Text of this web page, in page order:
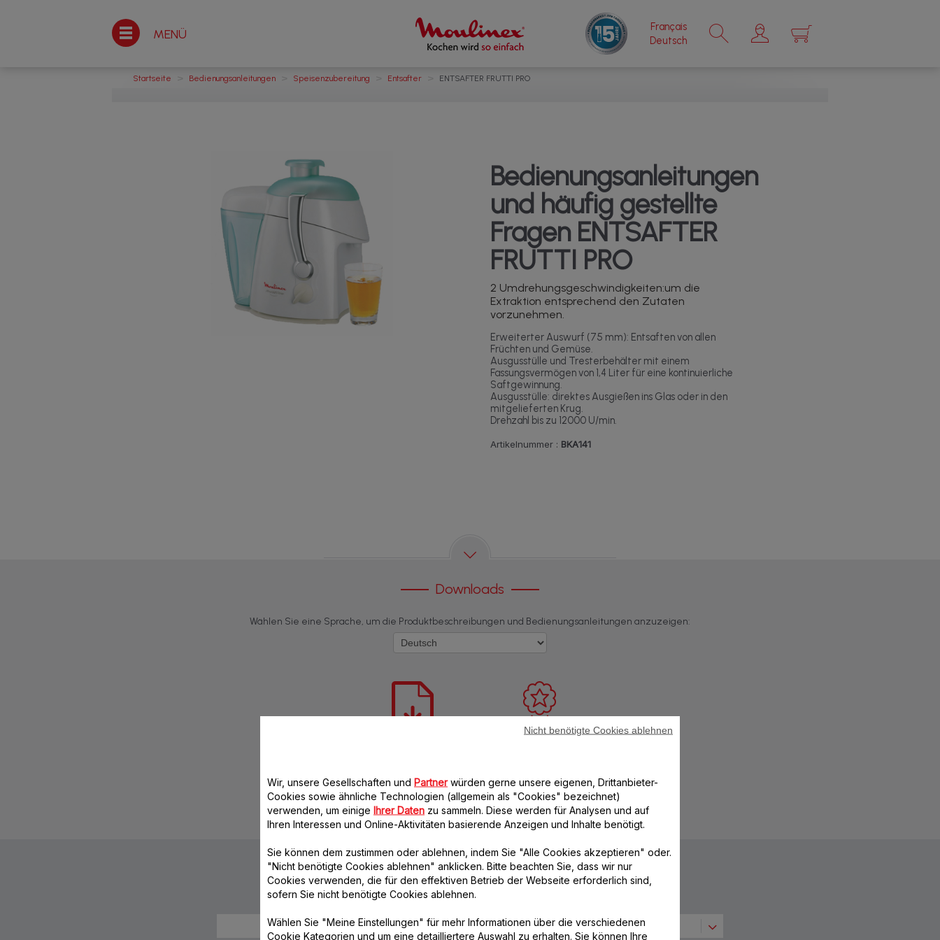
MENÜ
Français
Deutsch
×
Startseite > Bedienungsanleitungen Speisenzubereitung Entsafter ENTSAFTER FRUTTI PRO
Bedienungsanleitungen
und häufig gestellte
Fragen ENTSAFTER
FRUTTI PRO
2 Umdrehungsgeschwindigkeiten:um die
Extraktion entsprechend den Zutaten
vorzunehmen.
Erweiterter Auswurf (75 mm): Entsaften von allen
Früchten und Gemüse.
Ausgusstülle und Tresterbehälter mit einem
Fassungsvermögen von 1,4 Liter für eine kontinuierliche
Saftgewinnung.
Ausgusstülle: direktes Ausgießen ins Glas oder in den
mitgelieferten Krug.
Drehzahl bis zu 12000 U/min.
Artikelnummer : BKA141
Downloads
Wählen Sie eine Sprache, um die Produktbeschreibungen und Bedienungsanleitungen anzuzeigen:
Häufige Fragen
Optimale Verwendung des Produkts
Wir, unsere Gesellschaften und Partnerwürden gerne unsere eigenen, Drittanbieter-
Cookies sowie ähnliche Technologien (allgemein als "Cookies" bezeichnet)
verwenden, um einige Ihrer Daten zu sammeln. Diese werden für Analysen und auf
Ihren Interessen und Online-Aktivitäten basierende Anzeigen und Inhalte benötigt.
Sie können dem zustimmen oder ablehnen, indem Sie "Alle Cookies akzeptieren" oder.
"Nicht benötigte Cookies ablehnen" anklicken. Bitte beachten Sie, dass wir nur
Cookies verwenden, die für den effektiven Betrieb der Webseite erforderlich sind,
sofern Sie nicht benötigte Cookies ablehnen.
Wählen Sie "Meine Einstellungen" für mehr Informationen über die verschiedenen
Cookie Kategorien und um eine detailliertere Auswahl zu erhalten. Sie können Ihre
Nicht benötigte Cookies ablehnen